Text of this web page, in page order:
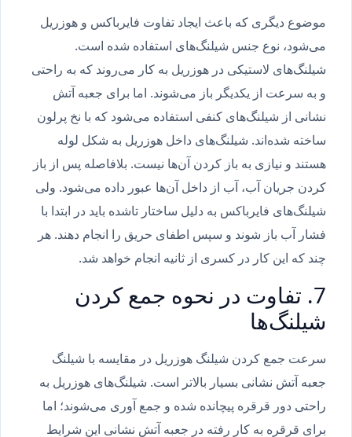
موضوع دیگری که باعث ایجاد تفاوت فایرباکس و هوزریل
می‌شود، نوع جنس شیلنگ‌‌های استفاده شده است.
شیلنگ‌‌های لاستیکی در هوزریل به کار می‌روند که به راحتی
و به سرعت از یکدیگر باز می‌شوند. اما برای جعبه آتش
نشانی از شیلنگ‌‌های کنفی استفاده می‌شود که با نخ پرلون
ساخته شده‌اند. شیلنگ‌‌های داخل هوزریل به شکل لوله
هستند و نیازی به باز کردن آن‌ها نیست. بلافاصله پس از باز
کردن جریان آب، آب از داخل آن‌ها عبور داده می‌شود. ولی
شیلنگ‌‌های فایرباکس به دلیل ساختار تاشده باید در ابتدا با
فشار آب باز شوند و سپس اطفای حریق را انجام دهند. هر
چند که این کار در کسری از ثانیه انجام خواهد شد.
7. تفاوت در نحوه جمع کردن
شیلنگ‌‌ها
سرعت جمع کردن شیلنگ‌ هوزریل در مقایسه با شیلنگ‌
جعبه آتش نشانی بسیار بالاتر است. شیلنگ‌‌های هوزریل به
راحتی دور قرقره پیچانده شده و جمع آوری می‌شوند؛ اما
برای قرقره به کار رفته در جعبه آتش نشانی این شرایط